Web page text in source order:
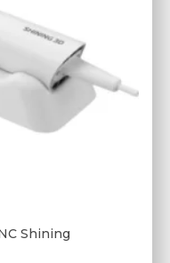
Shining